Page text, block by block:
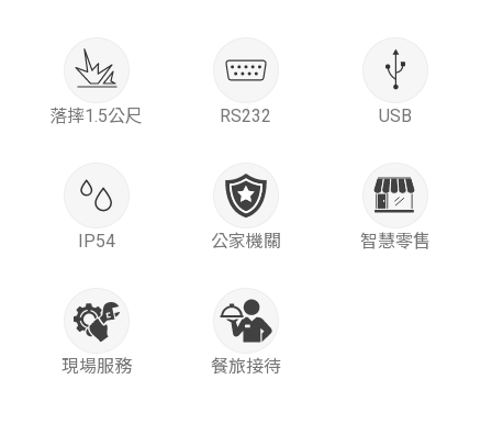
落摔1.5公尺 RS232 USB
IP54 公家機關 智慧零售
現場服務 餐旅接待